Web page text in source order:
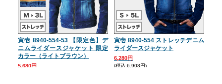
寅壱 8940-554-53 【限定色】デ
ニムライダースジャケット 限定
カラー（ライトブラウン）
5,680円
寅壱 8940-554 ストレッチデニム
ライダースジャケット
6,280円
(税込:6,908円)